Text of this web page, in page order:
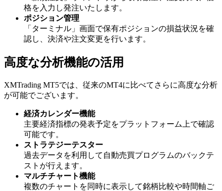
格を入力し発注いたします。
ポジション管理
「ターミナル」画面で保有ポジションの損益状況を確
認し、決済や注文変更を行います。
高度な分析機能の活用
XMTrading MT5では、従来のMT4に比べてさらに高度な分析
が可能でございます。
経済カレンダー機能
主要経済指標の発表予定をプラットフォーム上で確認
可能です。
ストラテジーテスター
過去データを利用して自動売買プログラムのバックテ
ストが行えます。
マルチチャート機能
複数のチャートを同時に表示して銘柄比較や時間軸ご